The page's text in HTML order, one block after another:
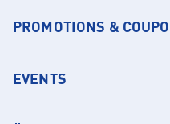
PROMOTIONS &
EVENTS